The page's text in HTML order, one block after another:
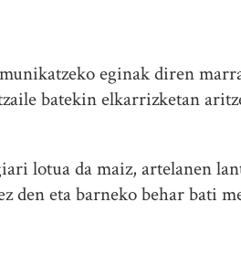
eginak diren
batekin elkarrizketan
lotua da maiz, artelanen
den eta barneko behar bati